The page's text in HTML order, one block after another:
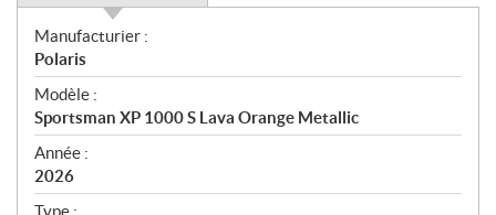
S
p
é
c
i
f
i
c
Manufacturier :
Polaris
Modèle :
Sportsman XP 1000 S Lava Orange Metallic
Année :
2026